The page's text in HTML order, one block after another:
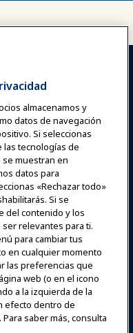
Únete ahora
Contacto
almacenamos y
datos de navegación
Si seleccionas
las tecnologías de
muestran en
datos para
«Rechazar todo»
Si se
del contenido y los
relevantes para ti.
para cambiar tus
en cualquier momento
las preferencias que
web (o en el icono
a la izquierda de la
efecto dentro de
saber más, consulta